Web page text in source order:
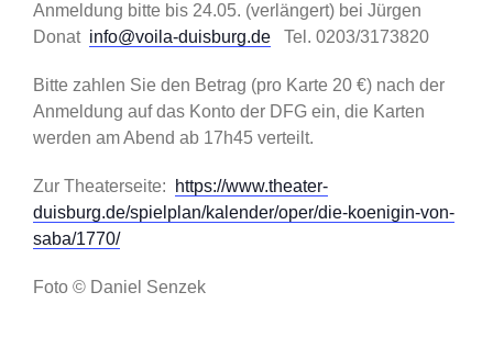
Anmeldung bitte bis 24.05. (verlängert) bei Jürgen
Donat info@voila-duisburg.de Tel. 0203/3173820
Bitte zahlen Sie den Betrag (pro Karte 20 €) nach der
Anmeldung auf das Konto der DFG ein, die Karten
werden am Abend ab 17h45 verteilt.
Zur Theaterseite:
https://www.theater-
duisburg.de/spielplan/kalender/oper/die-koenigin-von-
saba/1770/
Foto © Daniel Senzek